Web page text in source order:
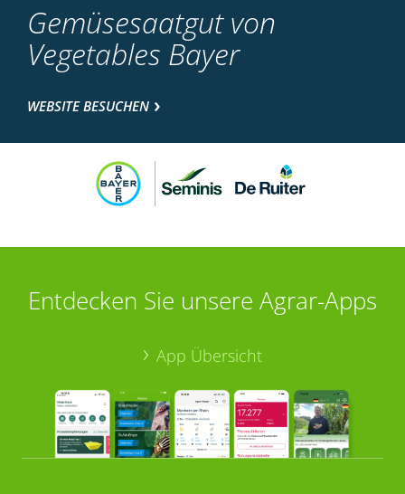
Gemüsesaatgut von
Vegetables Bayer
WEBSITE BESUCHEN
Entdecken Sie unsere Agrar-Apps
App Übersicht